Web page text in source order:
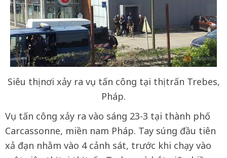
Siêu thị nơi xảy ra vụ tấn công tại thị trấn Trebes,
Pháp.
Vụ tấn công xảy ra vào sáng 23-3 tại thành phố
Carcassonne, miền nam Pháp. Tay súng đầu tiên
xả đạn nhằm vào 4 cảnh sát, trước khi chạy vào